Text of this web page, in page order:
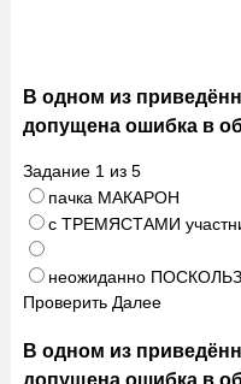
В одном из
допущена ошибка в
Задание 1из 5
пачка МАКАРОН
с ТРЕМЯСТАМИ
неожиданно
Проверить Далее
В одном из
допущена ошибка в